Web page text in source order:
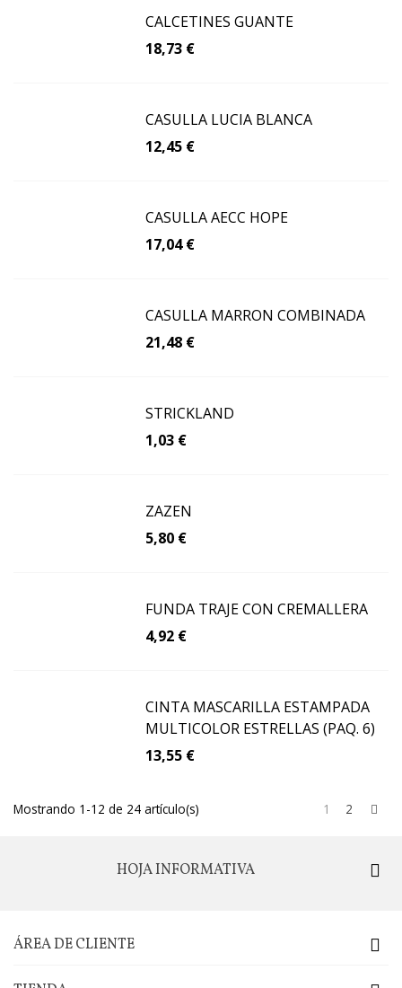
CALCETINES GUANTE
18,73 €
CASULLA LUCIA BLANCA
12,45 €
CASULLA AECC HOPE
17,04 €
CASULLA MARRON COMBINADA
21,48 €
STRICKLAND
1,03 €
ZAZEN
5,80 €
FUNDA TRAJE CON CREMALLERA
4,92 €
CINTA MASCARILLA ESTAMPADA
MULTICOLOR ESTRELLAS (PAQ. 6)
13,55 €
Mostrando 1-12 de 24 artículo(s) 1 2
HOJA INFORMATIVA
ÁREA DE CLIENTE